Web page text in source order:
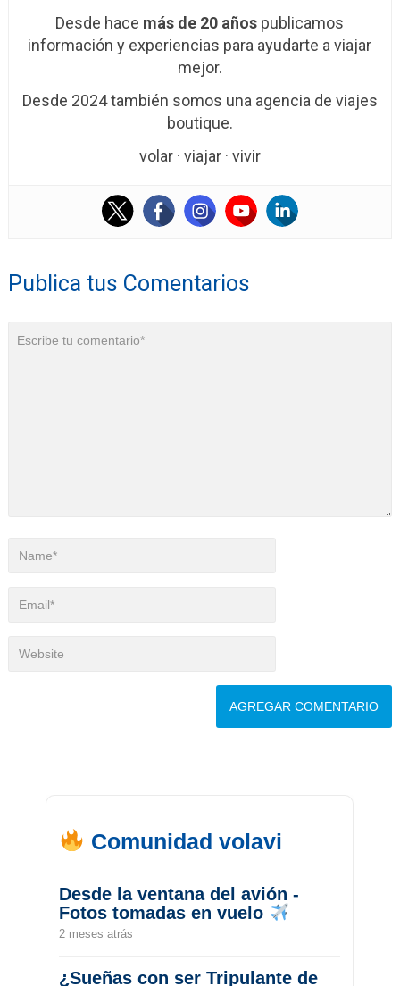
Desde hace más de 20 años publicamos
información y experiencias para ayudarte a viajar
mejor.
Desde 2024 también somos una agencia de viajes
boutique.
volar · viajar · vivir
Publica tus Comentarios
Comunidad volavi
Desde la ventana del avión -
Fotos tomadas en vuelo
2 meses atrás
¿Sueñas con ser Tripulante de